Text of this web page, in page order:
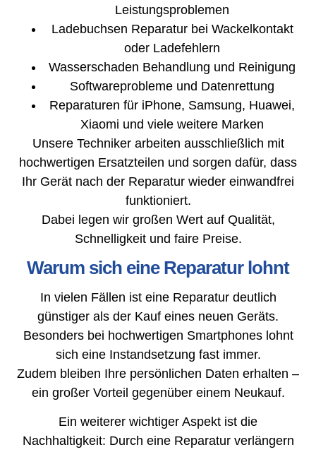
Leistungsproblemen
Ladebuchsen Reparatur bei Wackelkontakt
oder Ladefehlern
Wasserschaden Behandlung und Reinigung
Softwareprobleme und Datenrettung
Reparaturen für iPhone, Samsung, Huawei,
Xiaomi und viele weitere Marken
Unsere Techniker arbeiten ausschließlich mit
hochwertigen Ersatzteilen und sorgen dafür, dass
Ihr Gerät nach der Reparatur wieder einwandfrei
funktioniert.
Dabei legen wir großen Wert auf Qualität,
Schnelligkeit und faire Preise.
Warum sich eine Reparatur lohnt
In vielen Fällen ist eine Reparatur deutlich
günstiger als der Kauf eines neuen Geräts.
Besonders bei hochwertigen Smartphones lohnt
sich eine Instandsetzung fast immer.
Zudem bleiben Ihre persönlichen Daten erhalten –
ein großer Vorteil gegenüber einem Neukauf.
Ein weiterer wichtiger Aspekt ist die
Nachhaltigkeit: Durch eine Reparatur verlängern